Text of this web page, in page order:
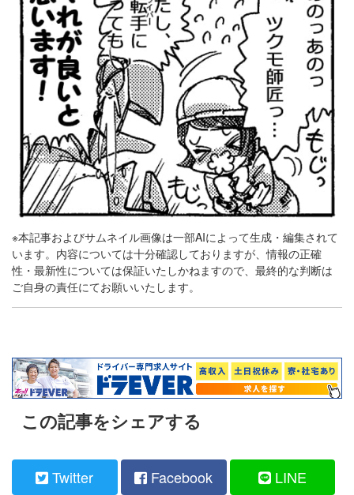
※本記事およびサムネイル画像は一部AIによって生成・編集されて
います。内容については十分確認しておりますが、情報の正確
性・最新性については保証いたしかねますので、最終的な判断は
ご自身の責任にてお願いいたします。
この記事をシェアする
Twitter Facebook LINE